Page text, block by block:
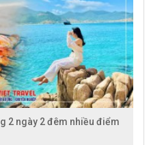
2 ngày 2 đêm nhiều điểm